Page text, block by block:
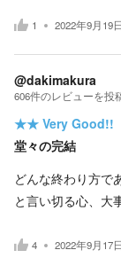
1 2022年9月19
@dakimakura
606件のレビューを投
★★ Very Good!!
堂々の完結
どんな終わり方で
と言い切る心、大
4 2022年9月17